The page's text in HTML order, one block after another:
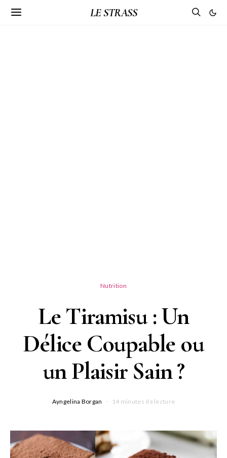
LE STRASS
Nutrition
Le Tiramisu : Un
Délice Coupable ou
un Plaisir Sain ?
Ayngelina Borgan 14 minutes de lecture